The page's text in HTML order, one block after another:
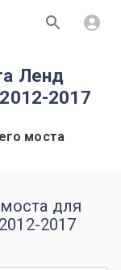
Ленд
2017
моста
для
2017